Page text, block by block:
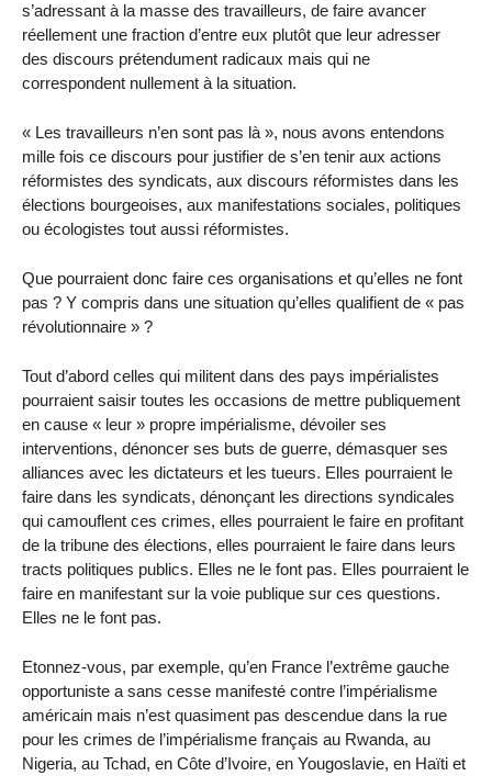
s’adressant à la masse des travailleurs, de faire avancer
réellement une fraction d’entre eux plutôt que leur adresser
des discours prétendument radicaux mais qui ne
correspondent nullement à la situation.
« Les travailleurs n’en sont pas là », nous avons entendons
mille fois ce discours pour justifier de s’en tenir aux actions
réformistes des syndicats, aux discours réformistes dans les
élections bourgeoises, aux manifestations sociales, politiques
ou écologistes tout aussi réformistes.
Que pourraient donc faire ces organisations et qu’elles ne font
pas ? Y compris dans une situation qu’elles qualifient de « pas
révolutionnaire » ?
Tout d’abord celles qui militent dans des pays impérialistes
pourraient saisir toutes les occasions de mettre publiquement
en cause « leur » propre impérialisme, dévoiler ses
interventions, dénoncer ses buts de guerre, démasquer ses
alliances avec les dictateurs et les tueurs. Elles pourraient le
faire dans les syndicats, dénonçant les directions syndicales
qui camouflent ces crimes, elles pourraient le faire en profitant
de la tribune des élections, elles pourraient le faire dans leurs
tracts politiques publics. Elles ne le font pas. Elles pourraient le
faire en manifestant sur la voie publique sur ces questions.
Elles ne le font pas.
Etonnez-vous, par exemple, qu’en France l’extrême gauche
opportuniste a sans cesse manifesté contre l’impérialisme
américain mais n’est quasiment pas descendue dans la rue
pour les crimes de l’impérialisme français au Rwanda, au
Nigeria, au Tchad, en Côte d’Ivoire, en Yougoslavie, en Haïti et